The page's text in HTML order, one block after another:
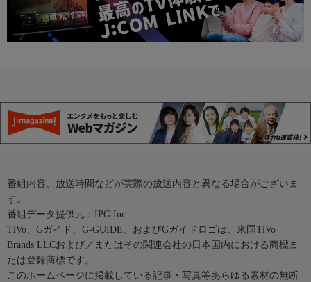
番組内容、放送時間などが実際の放送内容と異なる場合がございま
す。
番組データ提供元：IPG Inc.
TiVo、Gガイド、G-GUIDE、およびGガイドロゴは、米国TiVo
Brands LLCおよび／またはその関連会社の日本国内における商標ま
たは登録商標です。
このホームページに掲載している記事・写真等あらゆる素材の無断